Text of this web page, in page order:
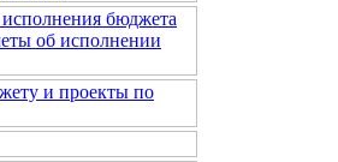
бюджета
об исполнении
и проекты по